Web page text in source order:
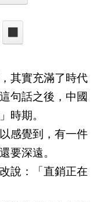
其實充滿了時代
句話之後，中國
時期。
感覺到，有一件
要深遠。
說：「直銷正在